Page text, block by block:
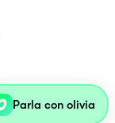
Parla con olivia